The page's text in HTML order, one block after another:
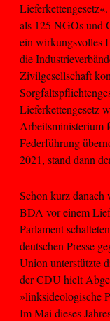
als 125 NGOs und
ein wirkungsvolles
die
Zivilgesellschaft
Lieferkettengesetz
Arbeitsministerium
Federführung
2021, stand dann
Schon kurz danach
BDA vor einem
Parlament
deutschen Presse
Union unterstützte
der CDU hielt
»linksideologische
Im Mai dieses